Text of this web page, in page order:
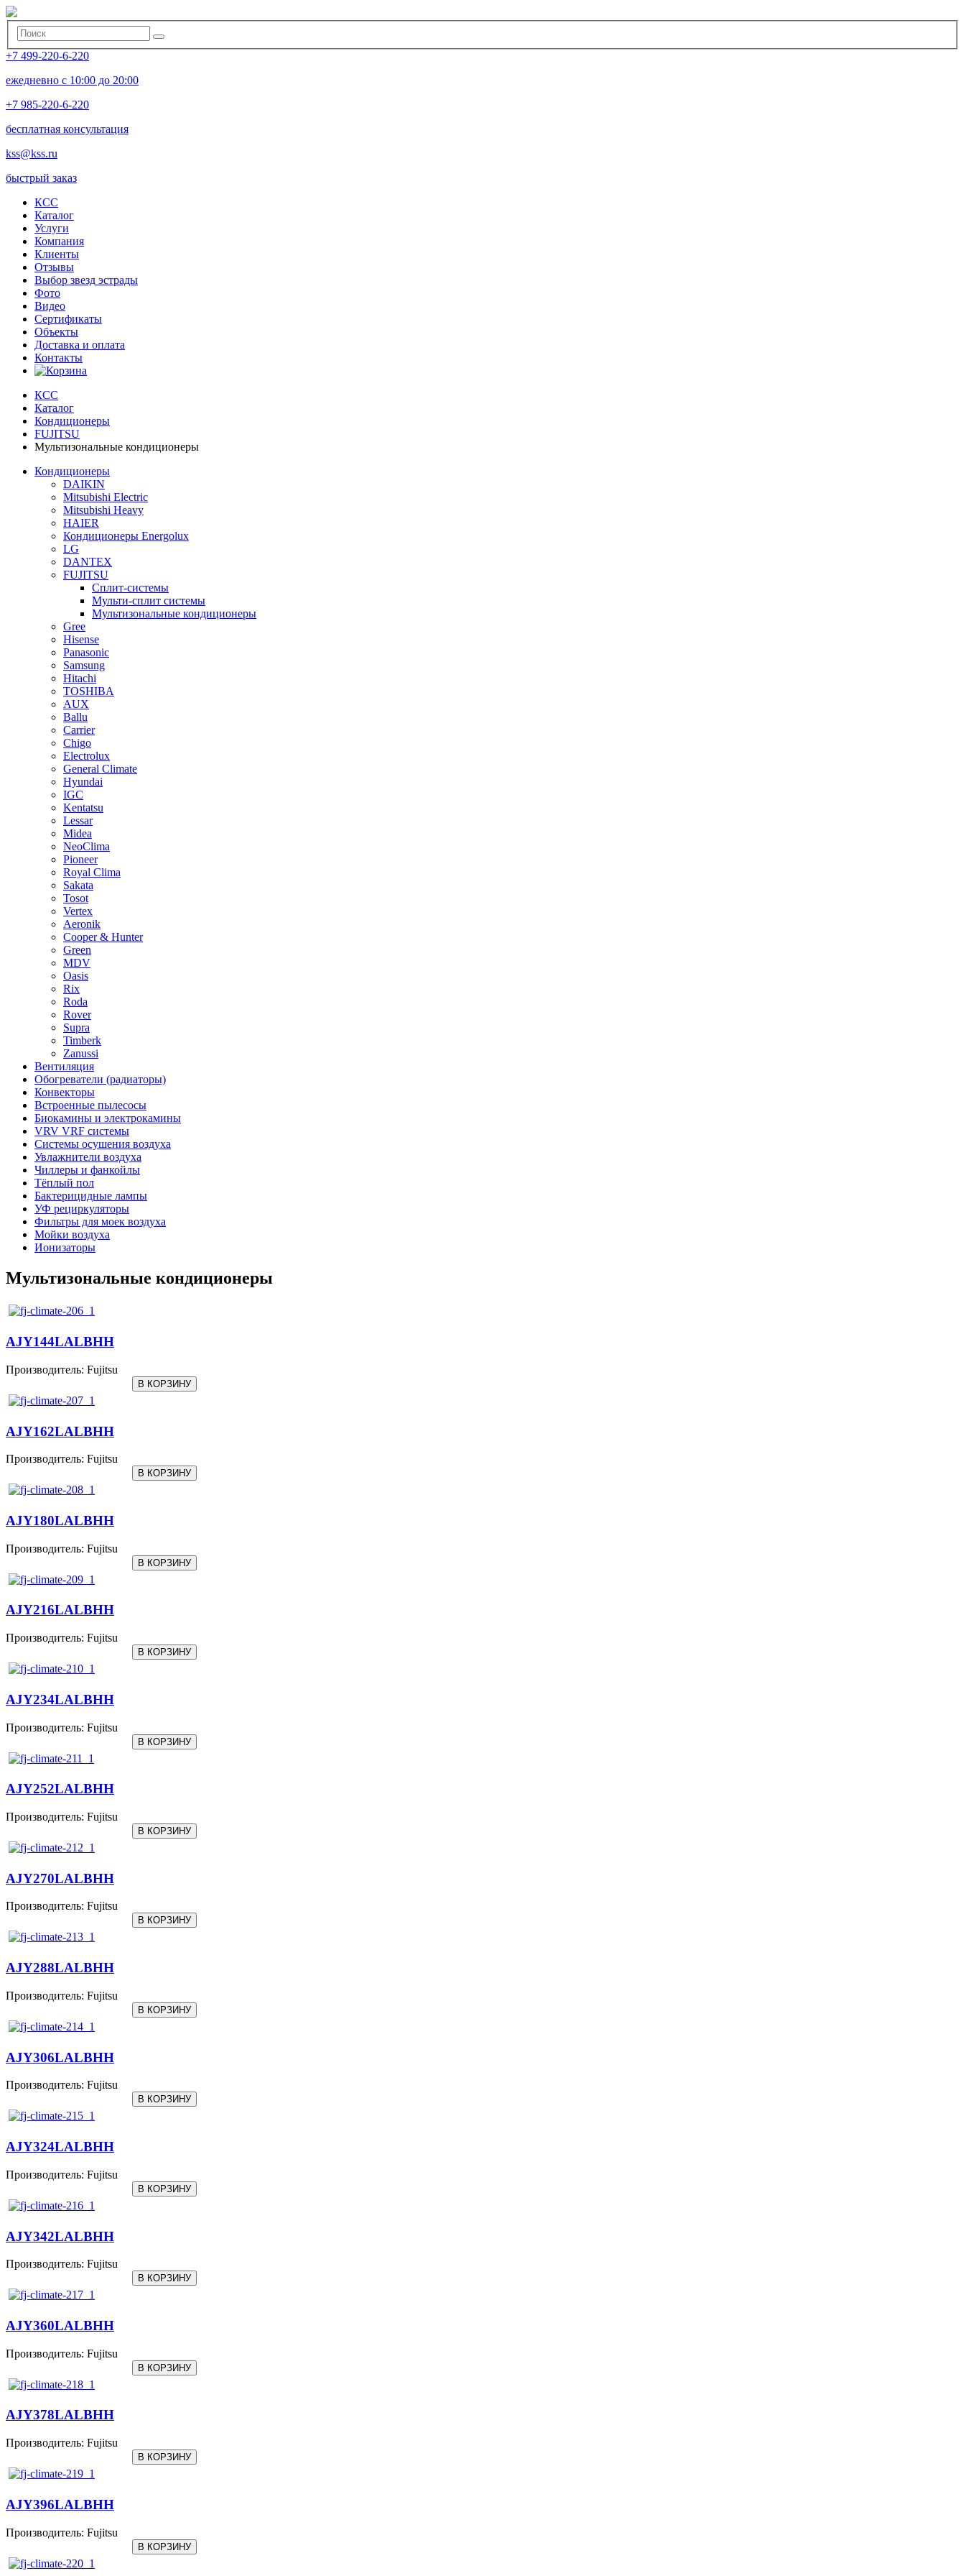
+7 499-220-6-220
ежедневно с 10:00 до 20:00
+7 985-220-6-220
бесплатная консультация
kss@kss.ru
быстрый заказ
КСС
Каталог
Услуги
Компания
Клиенты
Oтзывы
Выбор звезд эстрады
Фото
Видео
Сертификаты
Объекты
Доставка и оплата
Контакты
КСС
Каталог
Кондиционеры
FUJITSU
Мультизональные кондиционеры
Кондиционеры
DAIKIN
Mitsubishi Electric
Mitsubishi Heavy
HAIER
Кондиционеры Energolux
LG
DANTEX
FUJITSU
Сплит-системы
Мульти-сплит системы
Мультизональные кондиционеры
Gree
Hisense
Panasonic
Samsung
Hitachi
TOSHIBA
AUX
Ballu
Carrier
Chigo
Electrolux
General Climate
Hyundai
IGC
Kentatsu
Lessar
Midea
NeoClima
Pioneer
Royal Clima
Sakata
Tosot
Vertex
Aeronik
Cooper & Hunter
Green
MDV
Oasis
Rix
Roda
Rover
Supra
Timberk
Zanussi
Вентиляция
Обогреватели (радиаторы)
Конвекторы
Встроенные пылесосы
Биокамины и электрокамины
VRV VRF системы
Системы осушения воздуха
Увлажнители воздуха
Чиллеры и фанкойлы
Тёплый пол
Бактерицидные лампы
УФ рециркуляторы
Фильтры для моек воздуха
Мойки воздуха
Ионизаторы
Мультизональные кондиционеры
AJY144LALBHH
Производитель: Fujitsu
AJY162LALBHH
Производитель: Fujitsu
AJY180LALBHH
Производитель: Fujitsu
AJY216LALBHH
Производитель: Fujitsu
AJY234LALBHH
Производитель: Fujitsu
AJY252LALBHH
Производитель: Fujitsu
AJY270LALBHH
Производитель: Fujitsu
AJY288LALBHH
Производитель: Fujitsu
AJY306LALBHH
Производитель: Fujitsu
AJY324LALBHH
Производитель: Fujitsu
AJY342LALBHH
Производитель: Fujitsu
AJY360LALBHH
Производитель: Fujitsu
AJY378LALBHH
Производитель: Fujitsu
AJY396LALBHH
Производитель: Fujitsu